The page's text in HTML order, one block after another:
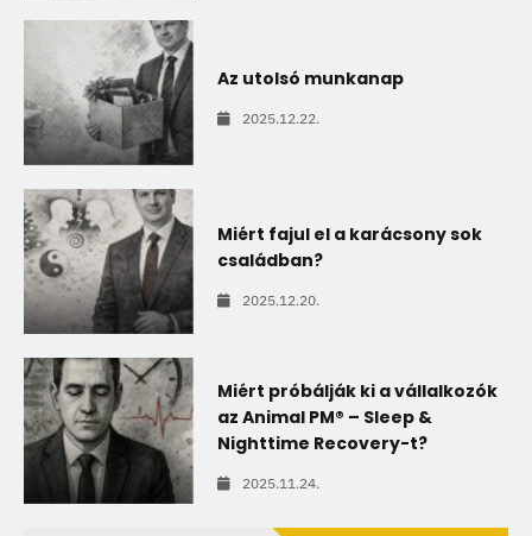
Az utolsó munkanap
2025.12.22.
Miért fajul el a karácsony sok
családban?
2025.12.20.
Miért próbálják ki a vállalkozók
az Animal PM® – Sleep &
Nighttime Recovery-t?
2025.11.24.